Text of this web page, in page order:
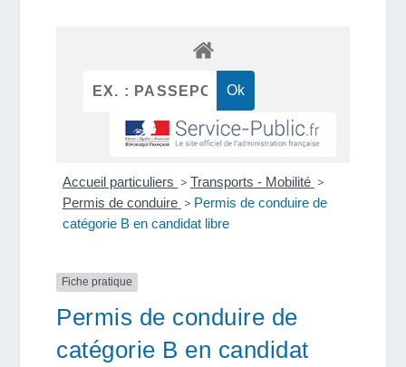
Accueil particuliers > Transports - Mobilité >
Permis de conduire > Permis de conduire de
catégorie B en candidat libre
Fiche pratique
Permis de conduire de
catégorie B en candidat